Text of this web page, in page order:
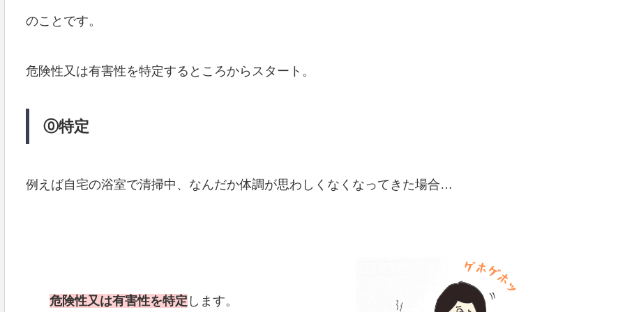
のことです。
危険性又は有害性を特定するところからスタート。
⓪特定
例えば自宅の浴室で清掃中、なんだか体調が思わしくなくなってきた場合…
危険性又は有害性を特定 します。